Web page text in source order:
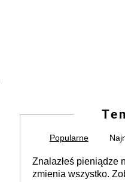
Popularne
Znalazłeś pieniądze
zmienia wszystko.